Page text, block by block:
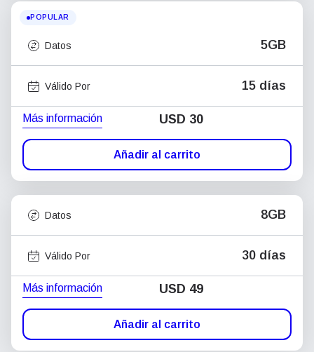
POPULAR
Datos 5GB
Válido Por 15 días
Más información USD 30
Añadir al carrito
Datos 8GB
Válido Por 30 días
Más información USD 49
Añadir al carrito